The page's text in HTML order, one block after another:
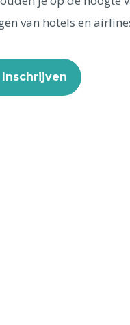
van hotels en
Inschrijven